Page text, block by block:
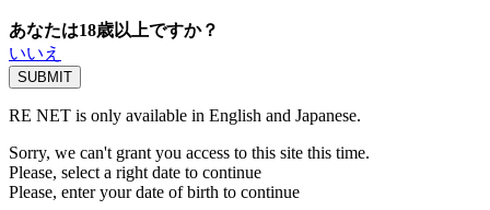
あなたは18歳以上ですか？
いいえ
RE NET is only available in English and Japanese.
Sorry, we can't grant you access to this site this time.
Please, select a right date to continue
Please, enter your date of birth to continue